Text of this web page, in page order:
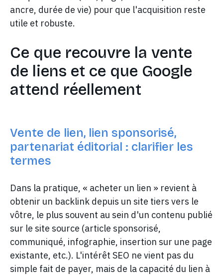
ancre, durée de vie) pour que l'acquisition reste
utile et robuste.
Ce que recouvre la vente
de liens et ce que Google
attend réellement
Vente de lien, lien sponsorisé,
partenariat éditorial : clarifier les
termes
Dans la pratique, « acheter un lien » revient à
obtenir un backlink depuis un site tiers vers le
vôtre, le plus souvent au sein d'un contenu publié
sur le site source (article sponsorisé,
communiqué, infographie, insertion sur une page
existante, etc.). L'intérêt SEO ne vient pas du
simple fait de payer, mais de la capacité du lien à